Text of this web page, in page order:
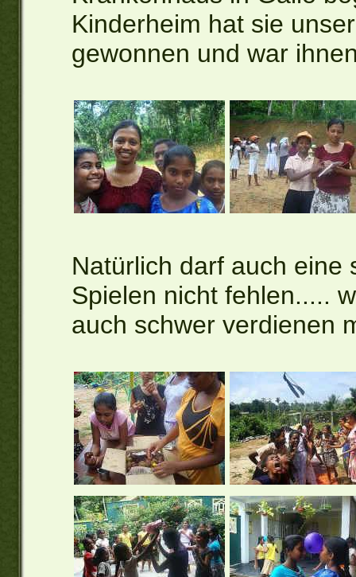
Kinderheim hat sie
gewonnen und war
Natürlich darf auch eine
Spielen nicht fehlen.....
auch schwer verdienen